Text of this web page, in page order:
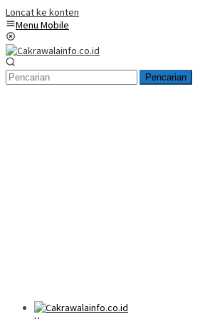
Loncat ke konten
Menu Mobile
Pencarian